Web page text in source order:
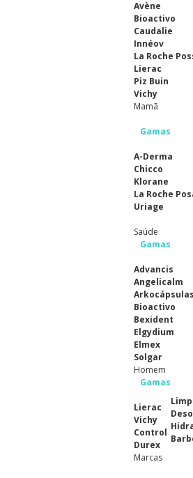
Avène
Bioactivo
Caudalie
Innéov
La Roche
Lierac
Piz Buin
Vichy
Mamã
Gamas
A-Derma
Chicco
Klorane
La Roche
Uriage
Saúde
Gamas
Advancis
Angelicalm
Arkocápsulas
Bioactivo
Bexident
Elgydium
Elmex
Solgar
Homem
Gamas
Lierac
Vichy
Control
Durex
Marcas